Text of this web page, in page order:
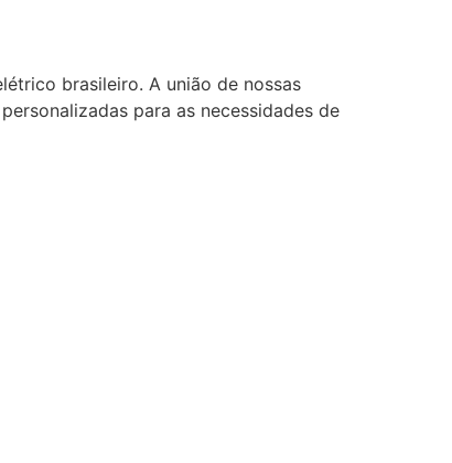
brasileiro. A união de nossas
para as necessidades de